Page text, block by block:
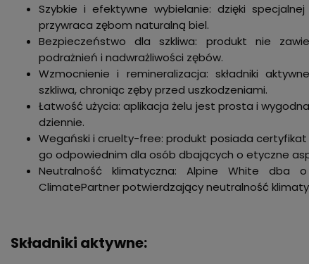
Szybkie i efektywne wybielanie: dzięki
przywraca zębom naturalną biel.
Bezpieczeństwo dla szkliwa: produkt nie
podrażnień i nadwrażliwości zębów.
Wzmocnienie i remineralizacja: składniki
szkliwa, chroniąc zęby przed uszkodzeniami.
Łatwość użycia: aplikacja żelu jest prosta i
dziennie.
Wegański i cruelty-free: produkt posiada certyfikat
go odpowiednim dla osób dbających o etyczne
Neutralność klimatyczna: Alpine White dba
ClimatePartner potwierdzający neutralność
Składniki aktywne: